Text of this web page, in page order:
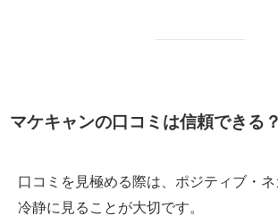
マケキャンの口コミは信頼できる？
口コミを見極める際は、ポジティブ・
冷静に見ることが大切です。